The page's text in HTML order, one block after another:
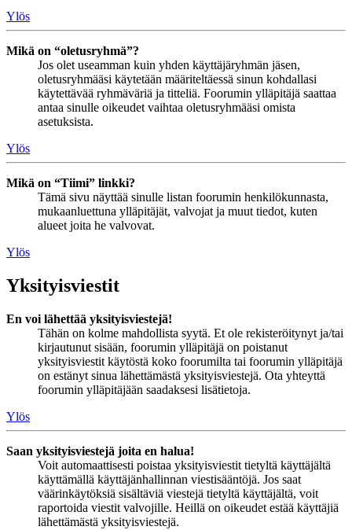
Ylös
Mikä on “oletusryhmä”?
Jos olet useamman kuin yhden käyttäjäryhmän jäsen,
oletusryhmääsi käytetään määriteltäessä sinun kohdallasi
käytettävää ryhmäväriä ja titteliä. Foorumin ylläpitäjä saattaa
antaa sinulle oikeudet vaihtaa oletusryhmääsi omista
asetuksista.
Ylös
Mikä on “Tiimi” linkki?
Tämä sivu näyttää sinulle listan foorumin henkilökunnasta,
mukaanluettuna ylläpitäjät, valvojat ja muut tiedot, kuten
alueet joita he valvovat.
Ylös
Yksityisviestit
En voi lähettää yksityisviestejä!
Tähän on kolme mahdollista syytä. Et ole rekisteröitynyt ja/tai
kirjautunut sisään, foorumin ylläpitäjä on poistanut
yksityisviestit käytöstä koko foorumilta tai foorumin ylläpitäjä
on estänyt sinua lähettämästä yksityisviestejä. Ota yhteyttä
foorumin ylläpitäjään saadaksesi lisätietoja.
Ylös
Saan yksityisviestejä joita en halua!
Voit automaattisesti poistaa yksityisviestit tietyltä käyttäjältä
käyttämällä käyttäjänhallinnan viestisääntöjä. Jos saat
väärinkäytöksiä sisältäviä viestejä tietyltä käyttäjältä, voit
raportoida viestit valvojille. Heillä on oikeudet estää käyttäjiä
lähettämästä yksityisviestejä.